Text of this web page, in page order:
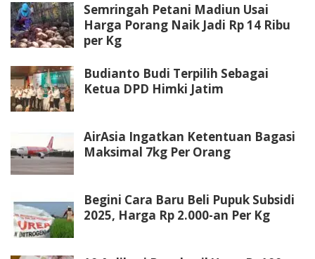
Semringah Petani Madiun Usai
Harga Porang Naik Jadi Rp 14 Ribu
per Kg
Budianto Budi Terpilih Sebagai
Ketua DPD Himki Jatim
AirAsia Ingatkan Ketentuan Bagasi
Maksimal 7kg Per Orang
Begini Cara Baru Beli Pupuk Subsidi
2025, Harga Rp 2.000-an Per Kg